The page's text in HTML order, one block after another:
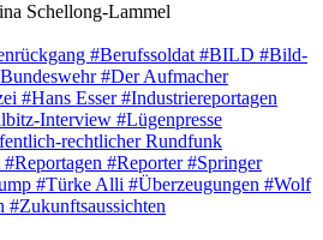
Schellong-Lammel
#Berufssoldat #BILD #Bild-
#Der Aufmacher
#Hans Esser#Industriereportagen
Interview #Lügenpresse
rechtlicher Rundfunk
#Reportagen #Reporter#Springer
#Türke Alli #Überzeugungen #Wolf
#Zukunftsaussichten